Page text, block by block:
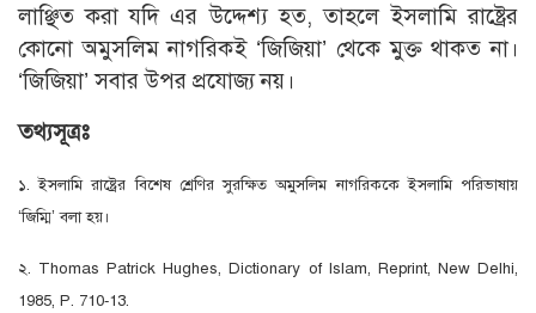
লাঞ্ছিত করা যদি এর উদ্দেশ্য হত, তাহলে ইসলামি রাষ্ট্রের
কোনাে অমুসলিম নাগরিকই ‘জিজিয়া’ থেকে মুক্ত থাকত না।
‘জিজিয়া’ সবার উপর প্রযােজ্য নয়।
তথ্যসূত্রঃ
১. ইসলামি রাষ্ট্রের বিশেষ শ্রেণির সুরক্ষিত অমুসলিম নাগরিককে ইসলামি পরিভাষায়
‘জিম্মি’ বলা হয়।
২. Thomas Patrick Hughes, Dictionary of Islam, Reprint, New Delhi,
1985, P. 710-13.